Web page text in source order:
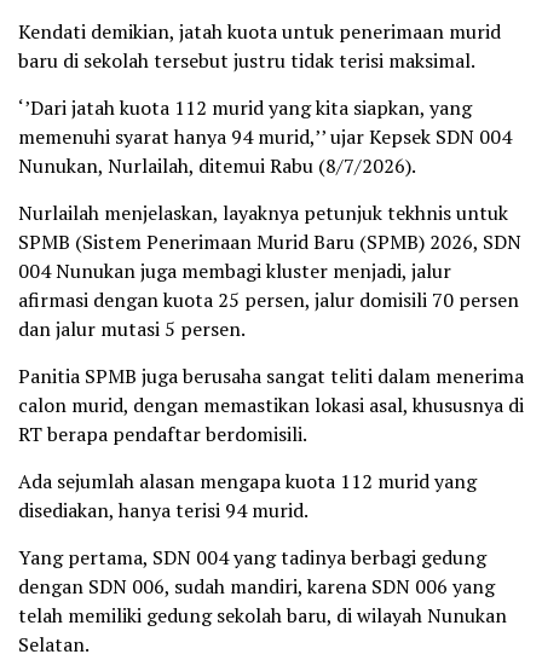
Kendati demikian, jatah kuota untuk penerimaan murid
baru di sekolah tersebut justru tidak terisi maksimal.
‘’Dari jatah kuota 112 murid yang kita siapkan, yang
memenuhi syarat hanya 94 murid,’’ ujar Kepsek SDN 004
Nunukan, Nurlailah, ditemui Rabu (8/7/2026).
Nurlailah menjelaskan, layaknya petunjuk tekhnis untuk
SPMB (Sistem Penerimaan Murid Baru (SPMB) 2026, SDN
004 Nunukan juga membagi kluster menjadi, jalur
afirmasi dengan kuota 25 persen, jalur domisili 70 persen
dan jalur mutasi 5 persen.
Panitia SPMB juga berusaha sangat teliti dalam menerima
calon murid, dengan memastikan lokasi asal, khususnya di
RT berapa pendaftar berdomisili.
Ada sejumlah alasan mengapa kuota 112 murid yang
disediakan, hanya terisi 94 murid.
Yang pertama, SDN 004 yang tadinya berbagi gedung
dengan SDN 006, sudah mandiri, karena SDN 006 yang
telah memiliki gedung sekolah baru, di wilayah Nunukan
Selatan.